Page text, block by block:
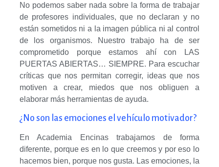
No podemos saber nada sobre la forma de trabajar
de profesores individuales, que no declaran y no
están sometidos ni a la imagen pública ni al control
de los organismos. Nuestro trabajo ha de ser
comprometido porque estamos ahí con LAS
PUERTAS ABIERTAS… SIEMPRE. Para escuchar
críticas que nos permitan corregir, ideas que nos
motiven a crear, miedos que nos obliguen a
elaborar más herramientas de ayuda.
¿No son las emociones el vehículo motivador?
En Academia Encinas trabajamos de forma
diferente, porque es en lo que creemos y por eso lo
hacemos bien, porque nos gusta. Las emociones, la